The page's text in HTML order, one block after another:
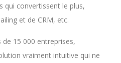
qui convertissent le plus,
et de CRM, etc.
de 15 000 entreprises,
vraiment intuitive qui ne